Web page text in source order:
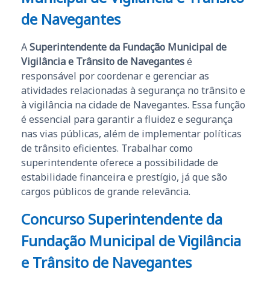
de Navegantes
ASuperintendente da Fundação Municipal de
Vigilância e Trânsito de Navegantesé
responsável por coordenar e gerenciar as
atividades relacionadas à segurança no trânsito e
à vigilância na cidade de Navegantes. Essa função
é essencial para garantir a fluidez e segurança
nas vias públicas, além de implementar políticas
de trânsito eficientes. Trabalhar como
superintendente oferece a possibilidade de
estabilidade financeira e prestígio, já que são
cargos públicos de grande relevância.
Concurso Superintendente da
Fundação Municipal de Vigilância
e Trânsito de Navegantes